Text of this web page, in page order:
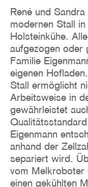
René und
modernen Stall
Holsteinkühe.
aufgezogen oder
Familie
eigenen
Stall ermöglicht
Arbeitsweise in
gewährleistet
Eigenmann
anhand der
separiert wird.
vom Melkroboter
einen gekühlten